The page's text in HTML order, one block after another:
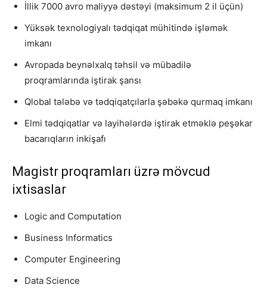
İllik 7000 avro maliyyə dəstəyi (maksimum 2 il üçün)
Yüksək texnologiyalı tədqiqat mühitində işləmək
imkanı
Avropada beynəlxalq təhsil və mübadilə
proqramlarında iştirak şansı
Qlobal tələbə və tədqiqatçılarla şəbəkə qurmaq imkanı
Elmi tədqiqatlar və layihələrdə iştirak etməklə peşəkar
bacarıqların inkişafı
Magistr proqramları üzrə mövcud
ixtisaslar
Logic and Computation
Business Informatics
Computer Engineering
Data Science